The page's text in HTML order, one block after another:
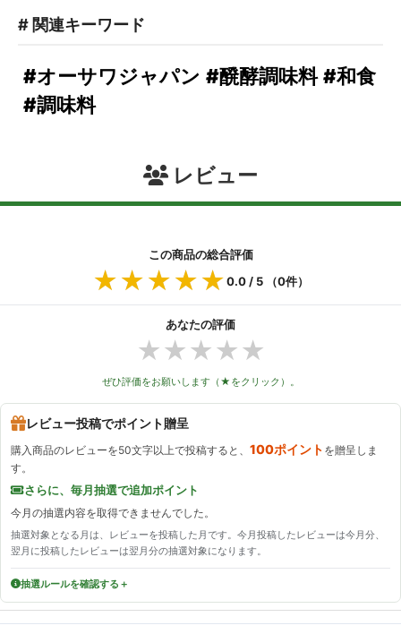
# 関連キーワード
#調味料
#醗酵調味料
#オーサワジャパン #和食
レビュー
この商品の総合評価
★★★★★
★★★★★0.0 / 5 （0件）
あなたの評価
★★★★★
ぜひ評価をお願いします（★をクリック）。
レビュー投稿でポイント贈呈
購入商品のレビューを50文字以上で投稿すると、 100ポイント を贈呈しま
す。
さらに、毎月抽選で追加ポイント
今月の抽選内容を取得できませんでした。
抽選対象となる月は、レビューを投稿した月です。今月投稿したレビューは今月分、
翌月に投稿したレビューは翌月分の抽選対象になります。
抽選ルールを確認する